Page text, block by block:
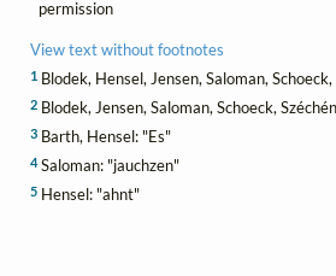
permission
View text without footnotes
1Blodek, Hensel, Jensen, Saloman, Schoeck,
2Blodek, Jensen, Saloman, Schoeck,
3Barth, Hensel: "Es"
4Saloman: "jauchzen"
5Hensel: "ahnt"